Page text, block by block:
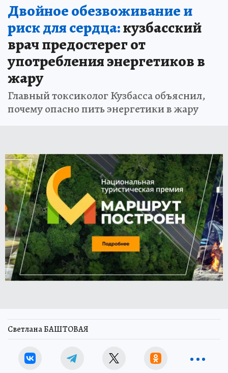
Двойное обезвоживание и
риск для сердца:кузбасский
врач предостерег от
употребления энергетиков в
жару
Главный токсиколог Кузбасса объяснил,
почему опасно пить энергетики в жару
Светлана БАШТОВАЯ